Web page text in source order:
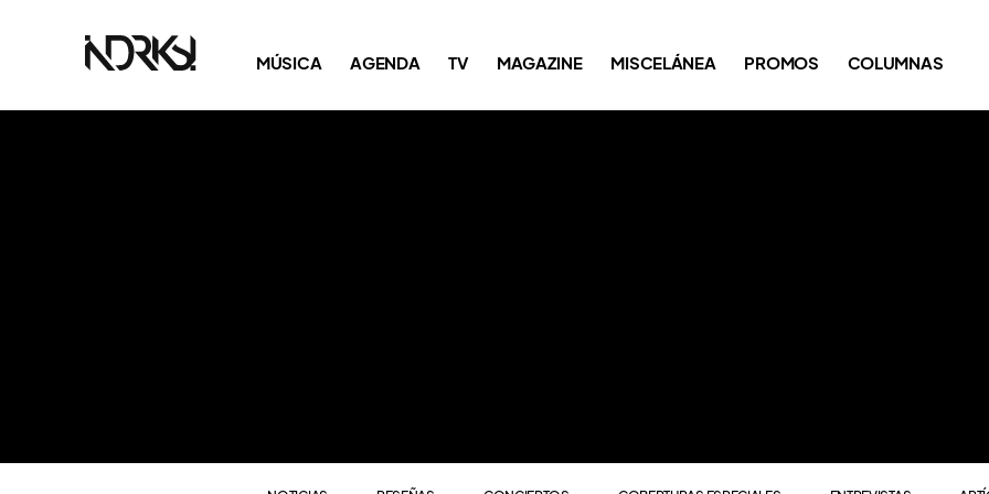
MÚSICA AGENDA TV MAGAZINE MISCELÁNEA PROMOS COLUMNAS